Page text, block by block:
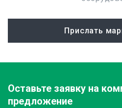
Прислать
Оставьте заявку на
предложение